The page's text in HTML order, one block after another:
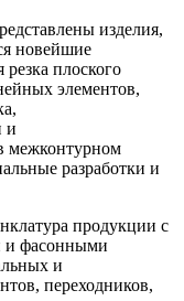
изделия,
новейшие
резка плоского
элементов,
и
межконтурном
разработки и
продукции с
и фасонными
и
переходников,